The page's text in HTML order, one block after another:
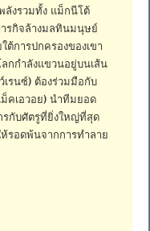
ลังรวมทั้ง แม็กนีโต้
ารกิจล้างมลทินมนุษย์
ต้การปกครองของเขา
กกำลังแขวนอยู่บนเส้น
เรนซ์) ต้องร่วมมือกับ
ม็คเอวอย) นำทีมยอด
กับศัตรูที่ยิ่งใหญ่ที่สุด
รอดพ้นจากการทำลาย